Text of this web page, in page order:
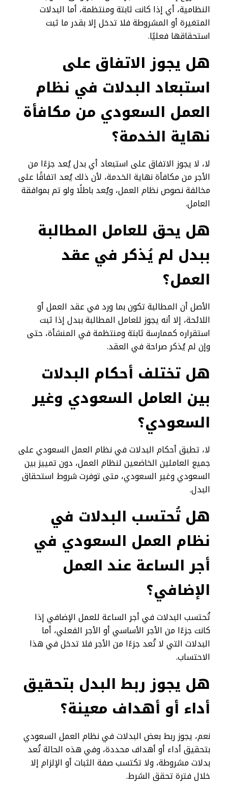
النظامية، أي إذا كانت ثابتة ومنتظمة، أما البدلات
المتغيرة أو المشروطة فلا تدخل إلا بقدر ما ثبت
استحقاقها فعليًا.
هل يجوز الاتفاق على
استبعاد البدلات في نظام
العمل السعودي من مكافأة
نهاية الخدمة؟
لا، لا يجوز الاتفاق على استبعاد أي بدل يُعد جزءًا من
الأجر من مكافأة نهاية الخدمة، لأن ذلك يُعد اتفاقًا على
مخالفة نصوص نظام العمل، ويُعد باطلًا ولو تم بموافقة
العامل.
هل يحق للعامل المطالبة
ببدل لم يُذكر في عقد
العمل؟
الأصل أن المطالبة تكون بما ورد في عقد العمل أو
اللائحة، إلا أنه يجوز للعامل المطالبة ببدل إذا ثبت
استقراره كممارسة ثابتة ومنتظمة في المنشأة، حتى
وإن لم يُذكر صراحة في العقد.
هل تختلف أحكام البدلات
بين العامل السعودي وغير
السعودي؟
لا، تطبق أحكام البدلات في نظام العمل السعودي على
جميع العاملين الخاضعين لنظام العمل، دون تمييز بين
السعودي وغير السعودي، متى توفرت شروط استحقاق
البدل.
هل تُحتسب البدلات في
نظام العمل السعودي في
أجر الساعة عند العمل
الإضافي؟
تُحتسب البدلات في أجر الساعة للعمل الإضافي إذا
كانت جزءًا من الأجر الأساسي أو الأجر الفعلي، أما
البدلات التي لا تُعد جزءًا من الأجر فلا تدخل في هذا
الاحتساب.
هل يجوز ربط البدل بتحقيق
أداء أو أهداف معينة؟
نعم، يجوز ربط بعض البدلات في نظام العمل السعودي
بتحقيق أداء أو أهداف محددة، وفي هذه الحالة تُعد
بدلات مشروطة، ولا تكتسب صفة الثبات أو الإلزام إلا
خلال فترة تحقق الشرط.